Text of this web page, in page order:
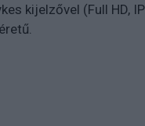
kijelzővel (Full HD,